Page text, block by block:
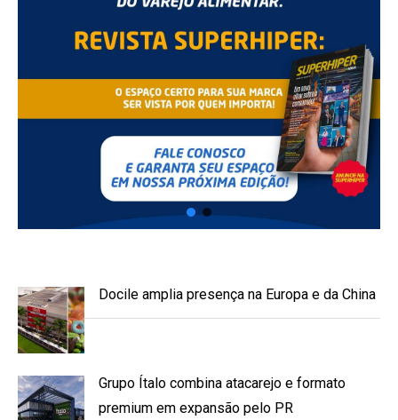
Docile amplia presença na Europa e da China
Grupo Ítalo combina atacarejo e formato
premium em expansão pelo PR